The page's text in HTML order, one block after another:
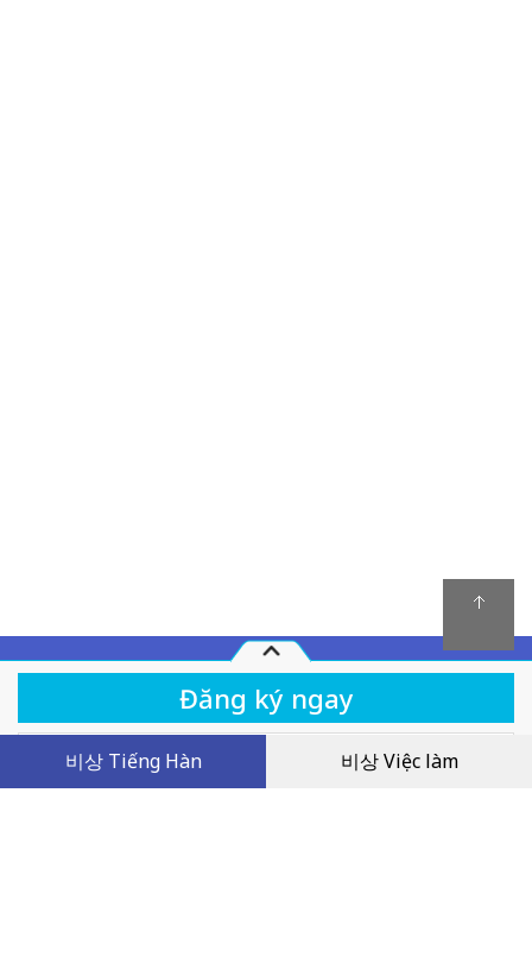
Khóa học
Facebook Livestream 2024.05: Ôn tập tiếng Hàn
Sơ Cấp 1- Ngữ pháp dự đoán 는 것 같다 : Hình
Quy chế hoạt động
Chính sách giải quyết tranh chấp
비상 Tiếng Hàn 비상 Việc làm